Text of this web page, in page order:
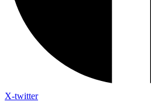
X-twitter